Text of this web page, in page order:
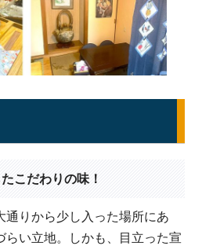
こだわりの味！
通りから少し入った場所にあ
らい立地。しかも、目立った宣